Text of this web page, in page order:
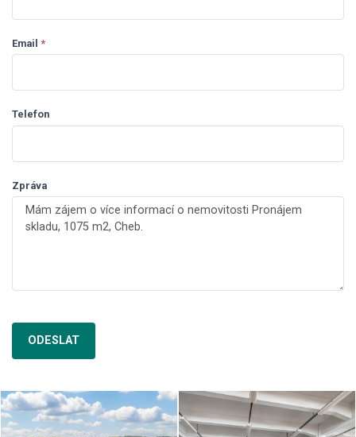
Email *
Telefon
Zpráva
ODESLAT